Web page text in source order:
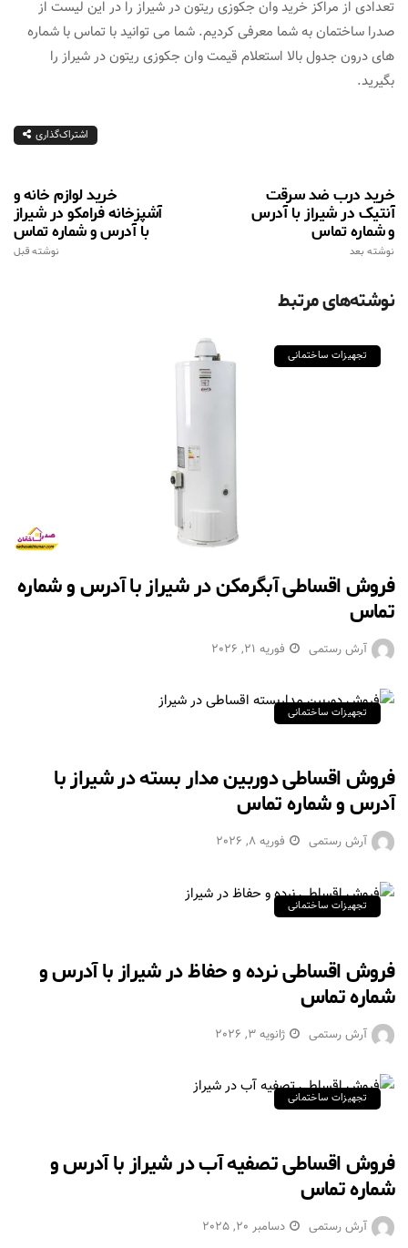
تعدادی از مراکز خرید وان جکوزی ریتون در شیراز را در این لیست از
صدرا ساختمان به شما معرفی کردیم. شما می توانید با تماس با شماره
های درون جدول بالا استعلام قیمت وان جکوزی ریتون در شیراز را
بگیرید.
اشتراک‌گذاری
خرید لوازم خانه و
آشپزخانه فرامکو در شیراز
با آدرس و شماره تماس
نوشته قبل
خرید درب ضد سرقت
آنتیک در شیراز با آدرس
و شماره تماس
نوشته بعد
نوشته‌های مرتبط
تجهیزات ساختمانی
فروش اقساطی آبگرمکن در شیراز با آدرس و شماره
تماس
آرش رستمی فوریه 21, 2026
تجهیزات ساختمانی
فروش اقساطی دوربین مدار بسته در شیراز با
آدرس و شماره تماس
آرش رستمی فوریه 8, 2026
تجهیزات ساختمانی
فروش اقساطی نرده و حفاظ در شیراز با آدرس و
شماره تماس
آرش رستمی ژانویه 3, 2026
تجهیزات ساختمانی
فروش اقساطی تصفیه آب در شیراز با آدرس و
شماره تماس
آرش رستمی دسامبر 20, 2025